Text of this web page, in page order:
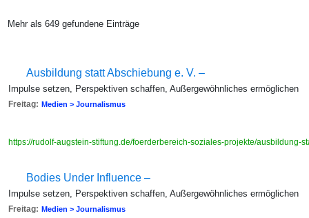
Mehr als 649 gefundene Einträge
Ausbildung statt Abschiebung e. V. –
Impulse setzen, Perspektiven schaffen, Außergewöhnliches ermöglichen
Freitag: Medien > Journalismus
https://rudolf-augstein-stiftung.de/foerderbereich-soziales-projekte/ausbildung-
Bodies Under Influence –
Impulse setzen, Perspektiven schaffen, Außergewöhnliches ermöglichen
Freitag: Medien > Journalismus